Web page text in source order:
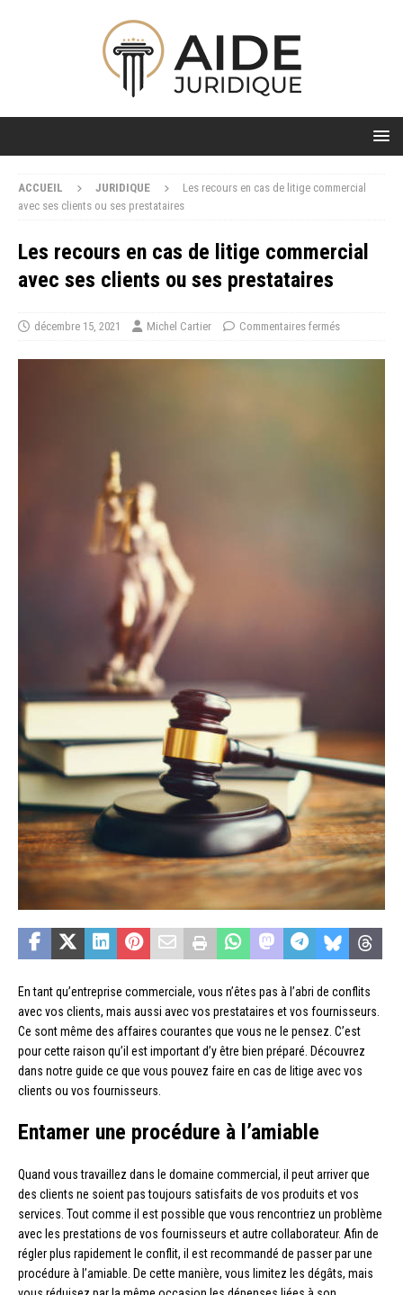
ACCUEIL JURIDIQUE
Les recours en cas de litige commercial
avec ses clients ou ses prestataires
Les recours en cas de litige commercial
avec ses clients ou ses prestataires
décembre 15, 2021 Michel Cartier Commentaires fermés
En tant qu’entreprise commerciale, vous n’êtes pas à l’abri de conflits
avec vos clients, mais aussi avec vos prestataires et vos fournisseurs.
Ce sont même des affaires courantes que vous ne le pensez. C’est
pour cette raison qu’il est important d’y être bien préparé. Découvrez
dans notre guide ce que vous pouvez faire en cas de litige avec vos
clients ou vos fournisseurs.
Entamer une procédure à l’amiable
Quand vous travaillez dans le domaine commercial, il peut arriver que
des clients ne soient pas toujours satisfaits de vos produits et vos
services. Tout comme il est possible que vous rencontriez un problème
avec les prestations de vos fournisseurs et autre collaborateur. Afin de
régler plus rapidement le conflit, il est recommandé de passer par une
procédure à l’amiable. De cette manière, vous limitez les dégâts, mais